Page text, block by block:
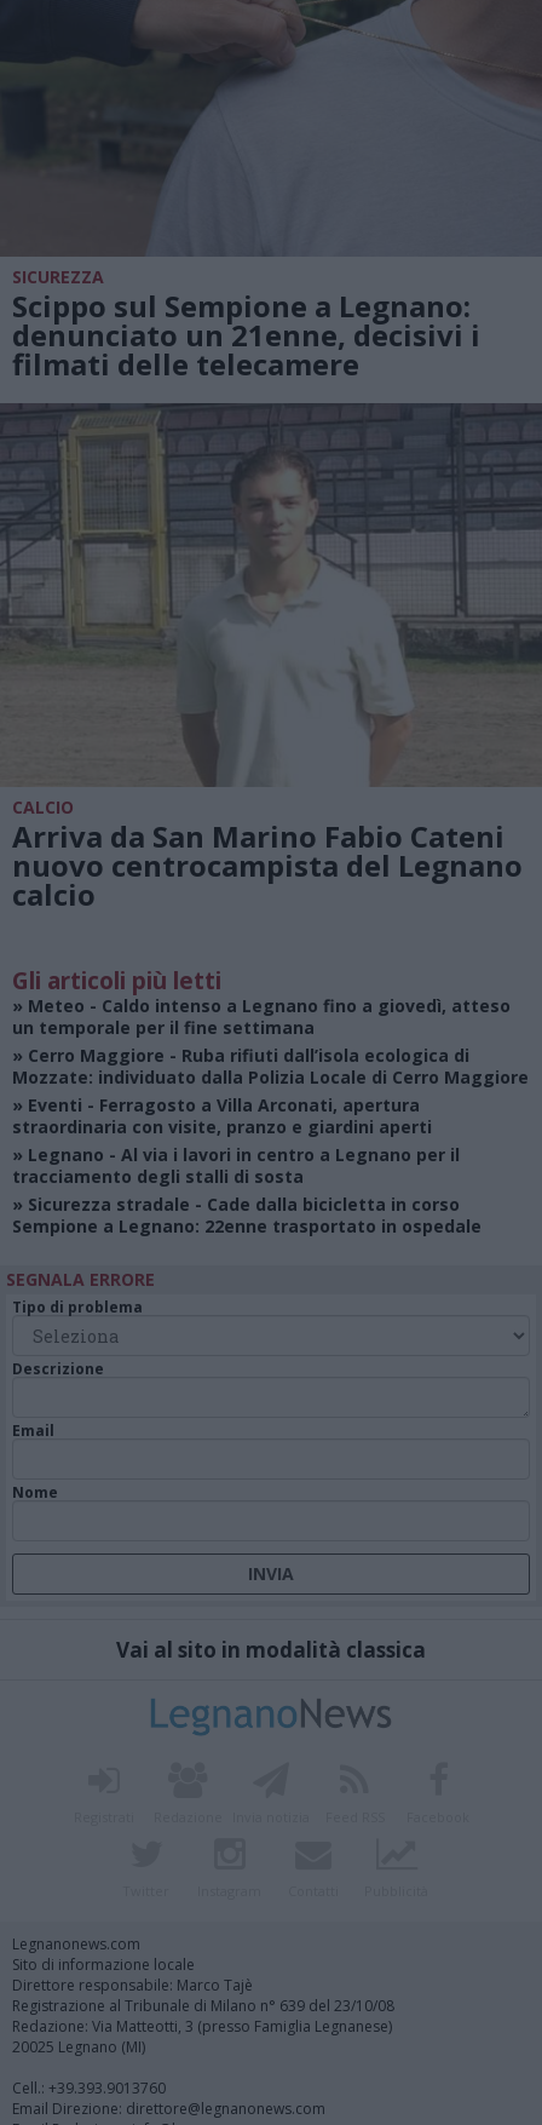
SICUREZZA
Scippo sul Sempione a Legnano:
denunciato un 21enne, decisivi i
filmati delle telecamere
CALCIO
Arriva da San Marino Fabio Cateni
nuovo centrocampista del Legnano
calcio
Gli articoli più letti
» Meteo - Caldo intenso a Legnano fino a giovedì, atteso
un temporale per il fine settimana
» Cerro Maggiore - Ruba rifiuti dall’isola ecologica di
Mozzate: individuato dalla Polizia Locale di Cerro Maggiore
» Eventi - Ferragosto a Villa Arconati, apertura
straordinaria con visite, pranzo e giardini aperti
» Legnano - Al via i lavori in centro a Legnano per il
tracciamento degli stalli di sosta
» Sicurezza stradale - Cade dalla bicicletta in corso
Sempione a Legnano: 22enne trasportato in ospedale
SEGNALA ERRORE
Tipo di problema
Descrizione
Email
Nome
Vai al sito in modalità classica
Legnanonews.com
Sito di informazione locale
Direttore responsabile: Marco Tajè
Registrazione al Tribunale di Milano n° 639 del 23/10/08
Redazione: Via Matteotti, 3 (presso Famiglia Legnanese)
20025 Legnano (MI)
Cell.: +39.393.9013760
Email Direzione: direttore@legnanonews.com